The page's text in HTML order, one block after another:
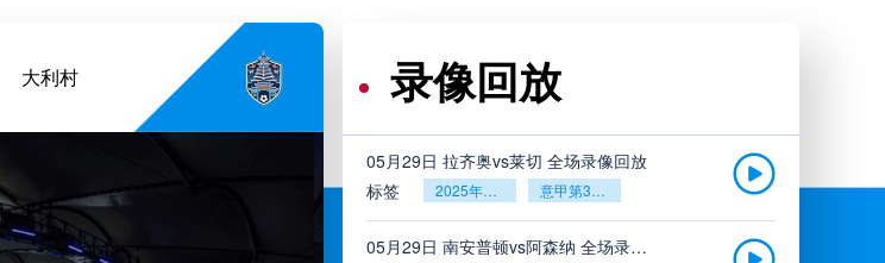
大利村 录像回放
05月29日 拉齐奥vs莱切 全场录像回放
标签
2025年5月26日 意甲第38轮
05月29日 南安普顿vs阿森纳 全场录像回放